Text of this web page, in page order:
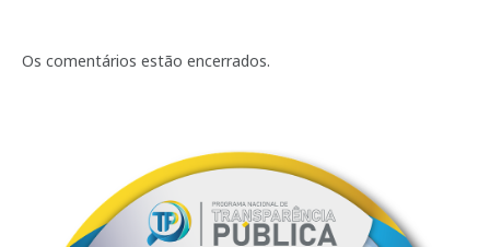
Os comentários estão encerrados.